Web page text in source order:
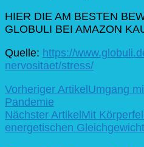
HIER DIE AM BESTEN
GLOBULI BEI AMAZON
Quelle: https://
nervositaet/stress/
Vorheriger Artikel Umgang
Pandemie
Nächster Artikel Mit
energetischen Gleichgewicht